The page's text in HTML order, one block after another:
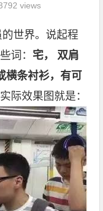
views
世界。说起程
词： 宅， 双肩
横条衬衫，有可
际效果图就是：